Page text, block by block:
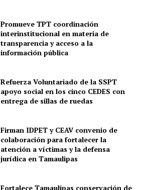
Promueve TPT coordinación
interinstitucional en materia de
transparencia y acceso a la
información pública
Refuerza Voluntariado de la SSPT
apoyo social en los cinco CEDES con
entrega de sillas de ruedas
Firman IDPET y CEAV convenio de
colaboración para fortalecer la
atención a víctimas y la defensa
jurídica en Tamaulipas
Fortalece Tamaulipas conservación de